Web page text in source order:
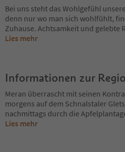
Bei uns steht das Wohlgefühl
denn nur wo man sich wohlfühlt,
Zuhause. Achtsamkeit und gelebte
Lies mehr
Informationen zur
Meran überrascht mit seinen
morgens auf dem Schnalstaler
nachmittags durch die
Lies mehr